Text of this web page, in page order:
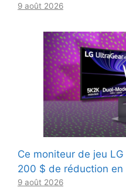
9 août 2026
Ce moniteur de jeu
200 $ de réduction en
9 août 2026